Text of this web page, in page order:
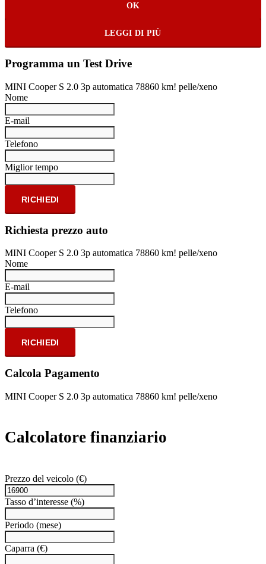
OK
LEGGI DI PIÙ
Programma un Test Drive
MINI Cooper S 2.0 3p automatica 78860 km! pelle/xeno
Nome
E-mail
Telefono
Miglior tempo
RICHIEDI
Richiesta prezzo auto
MINI Cooper S 2.0 3p automatica 78860 km! pelle/xeno
Nome
E-mail
Telefono
RICHIEDI
Calcola Pagamento
MINI Cooper S 2.0 3p automatica 78860 km! pelle/xeno
Calcolatore finanziario
Prezzo del veicolo (€)
Tasso d’interesse (%)
Periodo (mese)
Caparra (€)